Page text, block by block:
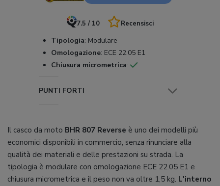
7.5 / 10 Recensisci
Tipologia: Modulare
Omologazione: ECE 22.05 E1
Chiusura micrometrica:
PUNTI FORTI
Il casco da moto BHR 807 Reverse è uno dei modelli più
economici disponibili in commercio, senza rinunciare alla
qualità dei materiali e delle prestazioni su strada. La
tipologia è modulare con omologazione ECE 22.05 E1 e
chiusura micrometrica e il peso non va oltre 1,5 kg. L'interno